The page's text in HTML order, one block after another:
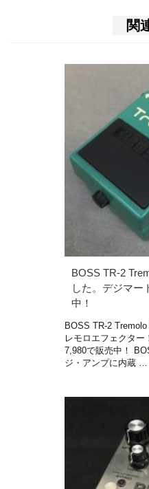
関
BOSS TR-2
した。デジマー
中！
BOSS TR-2
レモロエフェクター
7,980で販売中！
ジ・アンプに内蔵 …